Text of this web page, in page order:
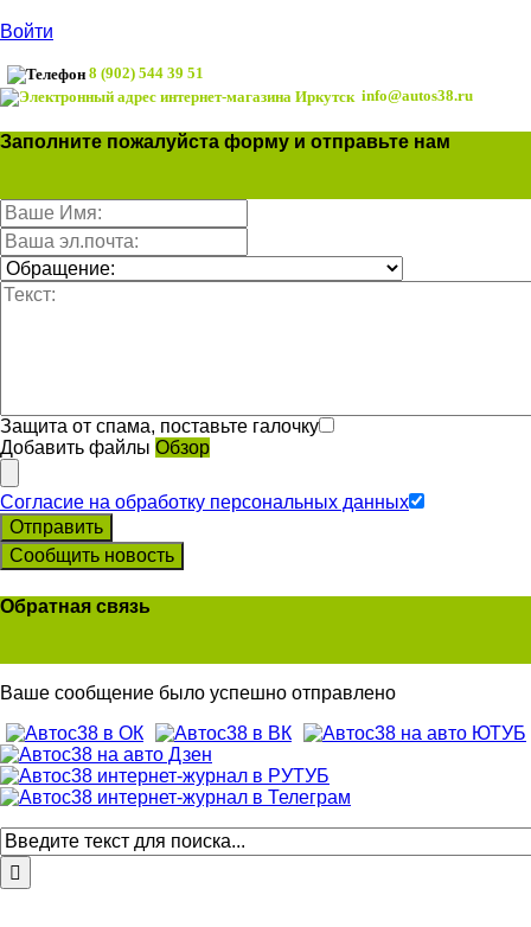
Войти
8 (902) 544 39 51
info@autos38.ru
Заполните пожалуйста форму и отправьте нам
Защита от спама, поставьте галочку
Добавить файлы Обзор
Согласие на обработку персональных данных
Отправить
Сообщить новость
Обратная связь
Ваше сообщение было успешно отправлено